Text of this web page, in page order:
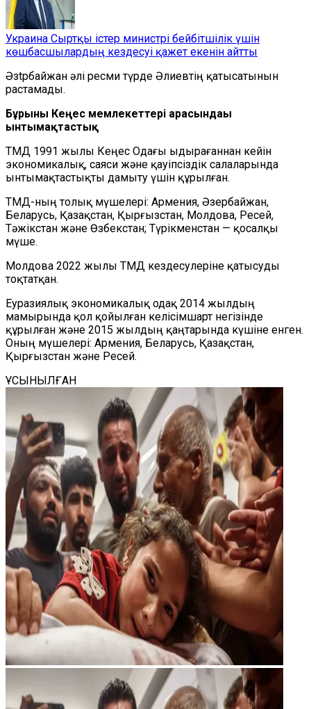
Украина Сыртқы істер министрі бейбітшілік үшін
көшбасшылардың кездесуі қажет екенін айтты
Әзtрбайжан әлі ресми түрде Әлиевтің қатыcатынын
растамады.
Бұрынғы Кеңес мемлекеттері арасындағы
ынтымақтастық
ТМД 1991 жылы Кеңес Одағы ыдырағаннан кейін
экономикалық, саяси және қауіпсіздік салаларында
ынтымақтастықты дамыту үшін құрылған.
ТМД-ның толық мүшелері: Армения, Әзербайжан,
Беларусь, Қазақстан, Қырғызстан, Молдова, Ресей,
Тәжікстан және Өзбекстан; Түрікменстан — қосалқы
мүше.
Молдова 2022 жылы ТМД кездесулеріне қатысуды
тоқтатқан.
Еуразиялық экономикалық одақ 2014 жылдың
мамырында қол қойылған келісімшарт негізінде
құрылған және 2015 жылдың қаңтарында күшіне енген.
Оның мүшелері: Армения, Беларусь, Қазақстан,
Қырғызстан және Ресей.
ҰСЫНЫЛҒАН